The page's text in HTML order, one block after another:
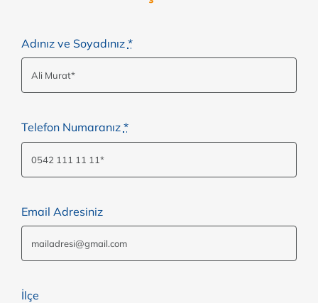
Adınız ve Soyadınız *
Telefon Numaranız *
Email Adresiniz
İlçe